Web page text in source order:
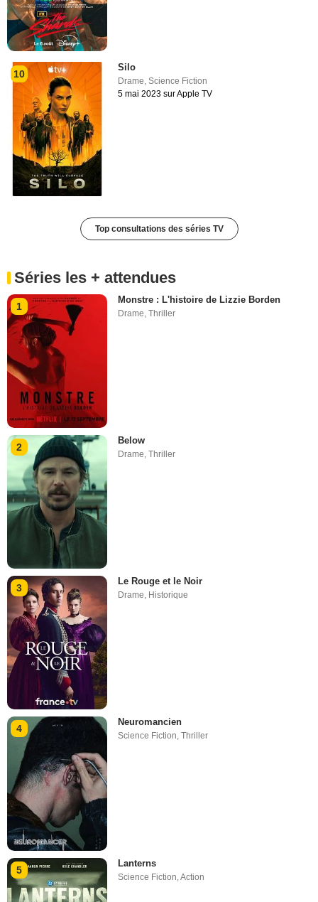
10
Silo
Drame,Science Fiction
5 mai 2023 sur Apple TV
Top consultations des séries TV
Séries les + attendues
1
Monstre : L'histoire de Lizzie Borden
Drame ,Thriller
2
Below
Drame,Thriller
3
Le Rouge et le Noir
Drame, Historique
4
Neuromancien
Science Fiction,Thriller
5
Lanterns
Science Fiction ,Action